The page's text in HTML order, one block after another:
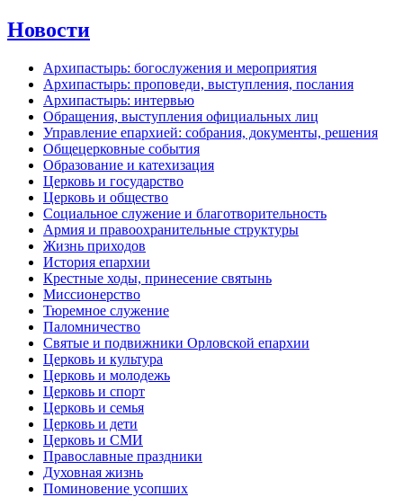
Новости
Архипастырь: богослужения и мероприятия
Архипастырь: проповеди, выступления, послания
Архипастырь: интервью
Обращения, выступления официальных лиц
Управление епархией: собрания, документы, решения
Общецерковные события
Образование и катехизация
Церковь и государство
Церковь и общество
Социальное служение и благотворительность
Армия и правоохранительные структуры
Жизнь приходов
История епархии
Крестные ходы, принесение святынь
Миссионерство
Тюремное служение
Паломничество
Святые и подвижники Орловской епархии
Церковь и культура
Церковь и молодежь
Церковь и спорт
Церковь и семья
Церковь и дети
Церковь и СМИ
Православные праздники
Духовная жизнь
Поминовение усопших